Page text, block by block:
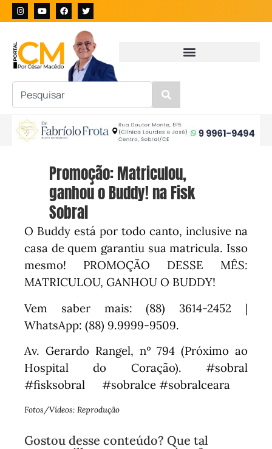
Promoção: Matriculou,
ganhou o Buddy! na Fisk
Sobral
O Buddy está por todo canto, inclusive na
casa de quem garantiu sua matricula. Isso
mesmo! PROMOÇÃO DESSE MÊS:
MATRICULOU, GANHOU O BUDDY!
Vem saber mais: (88) 3614-2452 |
WhatsApp: (88) 9.9999-9509.
Av. Gerardo Rangel, nº 794 (Próximo ao
Hospital do Coração). #sobral
#fisksobral⠀⠀#sobralce #sobralceara
Fotos/Vídeos: Reprodução
Gostou desse conteúdo? Que tal